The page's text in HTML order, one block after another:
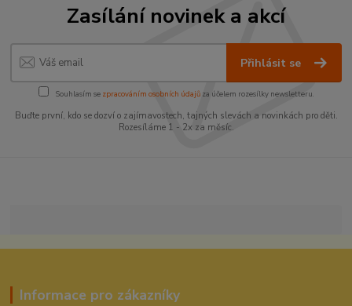
Zasílání novinek a akcí
Přihlásit se
Souhlasím se zpracováním osobních údajůza účelem rozesílky newsletteru.
Buďte první, kdo se dozví o zajímavostech, tajných slevách a novinkách pro děti.
Rozesíláme 1 - 2x za měsíc.
Informace pro zákazníky